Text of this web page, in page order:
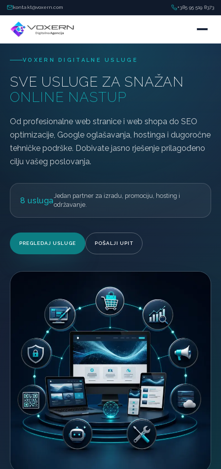
kontakt@voxern.com +385 95 519 8373
VOXERN DIGITALNE USLUGE
SVE USLUGE ZA SNAŽAN
ONLINE NASTUP
Od profesionalne web stranice i web shopa do SEO
optimizacije, Google oglašavanja, hostinga i dugoročne
tehničke podrške. Dobivate jasno rješenje prilagođeno
cilju vašeg poslovanja.
8 uslugaJedan partner za izradu, promociju, hosting i
održavanje.
PREGLEDAJ USLUGE POŠALJI UPIT